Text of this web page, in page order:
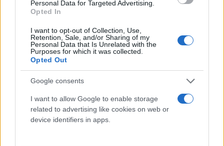
Personal Data for Targeted Advertising.
Opted In
I want to opt-out of Collection, Use,
Retention, Sale, and/or Sharing of my
Personal Data that Is Unrelated with the
Purposes for which it was collected.
Opted Out
Google consents
I want to allow Google to enable storage
related to advertising like cookies on web or
device identifiers in apps.